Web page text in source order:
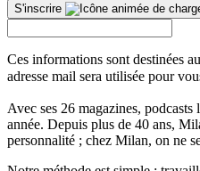
S'inscrire
Ces informations sont destinées
adresse mail sera utilisée pour
Avec ses 26 magazines,
année. Depuis plus de 40 ans,
personnalité ; chez Milan, on ne